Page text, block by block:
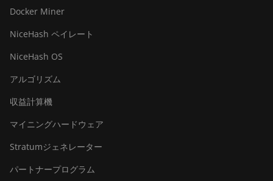
Docker Miner
NiceHash ペイレート
NiceHash OS
アルゴリズム
収益計算機
マイニングハードウェア
Stratumジェネレーター
パートナープログラム